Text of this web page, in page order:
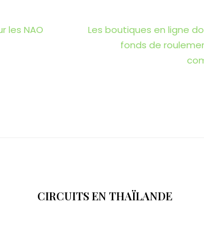
les NAO
Les boutiques en ligne
fonds de
CIRCUITS EN THAÏLANDE